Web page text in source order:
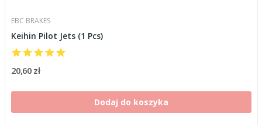
EBC BRAKES
Keihin Pilot Jets (1 Pcs)
20,60 zł
Dodaj do koszyka